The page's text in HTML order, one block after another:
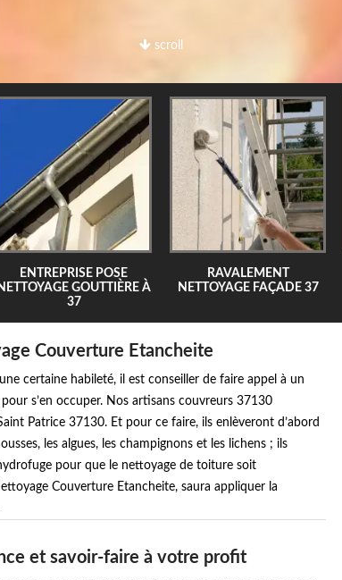
scroll
ENTREPRISE POSE
GOUTTIÈRE À
37
RAVALEMENT
NETTOYAGE FAÇADE 37
Couverture Etancheite
certaine habileté, il est conseiller de faire appel à un
s’en occuper. Nos artisans couvreurs 37130
Patrice 37130. Et pour ce faire, ils enlèveront d’abord
les algues, les champignons et les lichens ; ils
pour que le nettoyage de toiture soit
Couverture Etancheite, saura appliquer la
et savoir-faire à votre profit